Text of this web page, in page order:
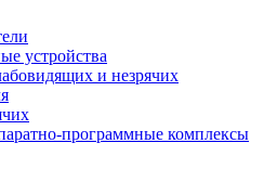
устройства
и незрячих
программные комплексы